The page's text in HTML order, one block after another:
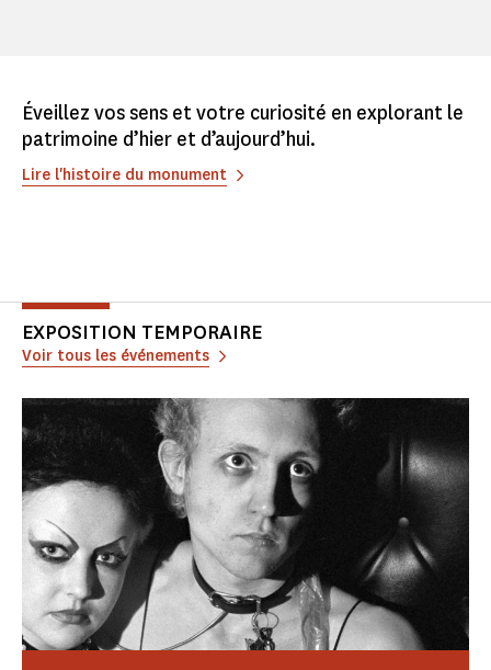
Éveillez vos sens et votre curiosité en explorant le
patrimoine d’hier et d’aujourd’hui.
Lire l'histoire du monument
EXPOSITION TEMPORAIRE
Voir tous les événements